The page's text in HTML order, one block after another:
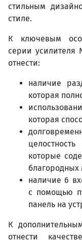
стильным
стиле.
К ключевым
серии усилителя
отнести:
наличие
которая
которая
которые
благородных
наличие 6
с помощью
панель на
К
отнести